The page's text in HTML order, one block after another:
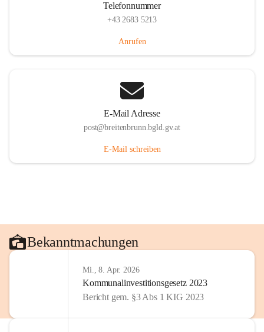
Telefonnummer
+43 2683 5213
Anrufen
E-Mail Adresse
post@breitenbrunn.bgld.gv.at
E-Mail schreiben
Bekanntmachungen
Mi., 8. Apr. 2026
Kommunalinvestitionsgesetz 2023
Bericht gem. §3 Abs 1 KIG 2023